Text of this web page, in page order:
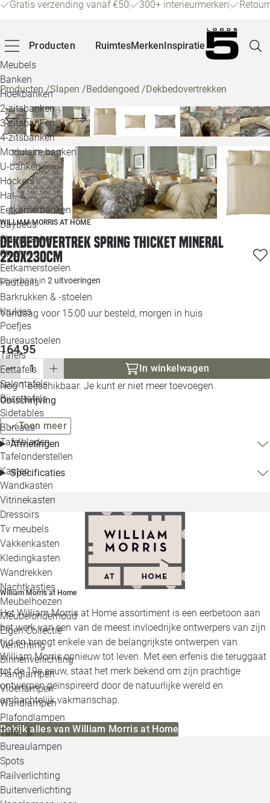
Gratis verzending vanaf €50 300+ interieurmerken
Producten
Meubels
Banken
Hoekbanken
2-zitsbanken
3-zitsbanken
4-zitsbanken
Modulaire banken
U-banken
Hockers
Hal- &
Eetkamerbanken
Daybeds
Slaapbanken
Stoelen
Eetkamerstoelen
Fauteuils
Barkrukken & -stoelen
Krukjes
Poefjes
Bureaustoelen
Tafels
Eettafels
Salontafels
Bijzettafels
Sidetables
Bureaus
Tafelbladen
Tafelonderstellen
Kasten
Wandkasten
Vitrinekasten
Dressoirs
Tv meubels
Vakkenkasten
Kledingkasten
Wandrekken
Nachtkastjes
Meubelhoezen
Meubelonderhoud
Eigen Collectie
Verlichting
Binnenverlichting
Hanglampen
Vloerlampen
Wandlampen
Plafondlampen
Tafel- &
Bureaulampen
Spots
Railverlichting
Buitenverlichting
RuimtesMerkenInspiratie
Alle
Producten/Slapen /Beddengoed /Dekbedovertrekken
WILLIAM MORRIS AT HOME
Dekbedovertrek Spring thicket mineral
220x230cm
Leverbaar in 2 uitvoeringen
Vandaag voor 15:00 uur besteld, morgen in huis
164,95
In winkelwagen
Nog 1 beschikbaar. Je kunt er niet meer toevoegen.
Omschrijving
Toon meer
Afmetingen
Specificaties
William Morris at Home
Het William Morris at Home assortiment is een eerbetoon aan
het werk van een van de meest invloedrijke ontwerpers van zijn
tijd en brengt enkele van de belangrijkste ontwerpen van
William Morris opnieuw tot leven. Met een erfenis die teruggaat
tot de 19e eeuw, staat het merk bekend om zijn prachtige
ontwerpen geïnspireerd door de natuurlijke wereld en
ambachtelijk vakmanschap.
Bekijk alles van William Morris at Home